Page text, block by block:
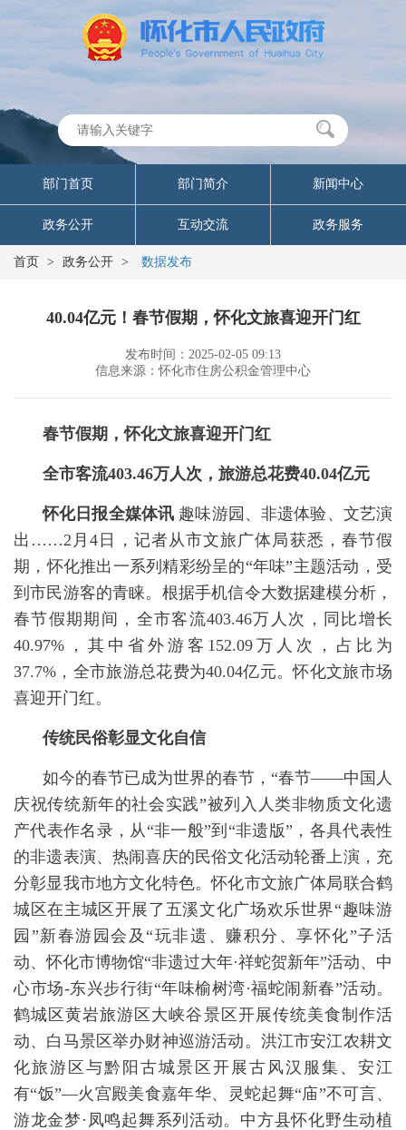
部门首页 部门简介 新闻中心
政务公开 互动交流 政务服务
首页 > 政务公开 > 数据发布
40.04亿元！春节假期，怀化文旅喜迎开门红
发布时间：2025-02-05 09:13
信息来源：怀化市住房公积金管理中心
春节假期，怀化文旅喜迎开门红
全市客流403.46万人次，旅游总花费40.04亿元
怀化日报全媒体讯 趣味游园、非遗体验、文艺演
出……2月4日，记者从市文旅广体局获悉，春节假
期，怀化推出一系列精彩纷呈的“年味”主题活动，受
到市民游客的青睐。根据手机信令大数据建模分析，
春节假期期间，全市客流403.46万人次，同比增长
40.97%，其中省外游客152.09万人次，占比为
37.7%，全市旅游总花费为40.04亿元。怀化文旅市场
喜迎开门红。
传统民俗彰显文化自信
如今的春节已成为世界的春节，“春节——中国人
庆祝传统新年的社会实践”被列入人类非物质文化遗
产代表作名录，从“非一般”到“非遗版”，各具代表性
的非遗表演、热闹喜庆的民俗文化活动轮番上演，充
分彰显我市地方文化特色。怀化市文旅广体局联合鹤
城区在主城区开展了五溪文化广场欢乐世界“趣味游
园”新春游园会及“玩非遗、赚积分、享怀化”子活
动、怀化市博物馆“非遗过大年·祥蛇贺新年”活动、中
心市场-东兴步行街“年味榆树湾·福蛇闹新春”活动。
鹤城区黄岩旅游区大峡谷景区开展传统美食制作活
动、白马景区举办财神巡游活动。洪江市安江农耕文
化旅游区与黔阳古城景区开展古风汉服集、安江
有“饭”—火宫殿美食嘉年华、灵蛇起舞“庙”不可言、
游龙金梦·凤鸣起舞系列活动。中方县怀化野生动植